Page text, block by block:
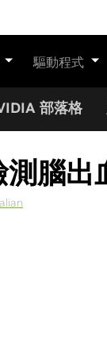
驅動程式
部落格
腦